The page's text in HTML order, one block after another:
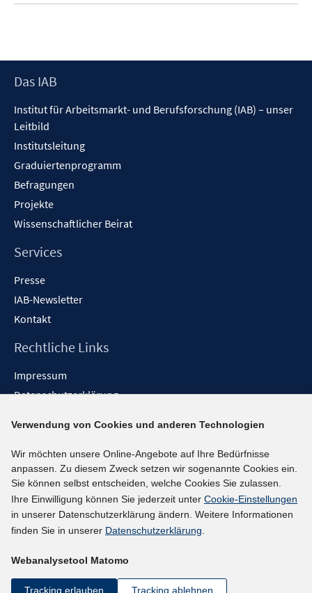
Footer
Das IAB
Institut für Arbeitsmarkt- und Berufsforschung (IAB) – unser
Leitbild
Institutsleitung
Graduiertenprogramm
Befragungen
Projekte
Wissenschaftlicher Beirat
Services
Presse
IAB-Newsletter
Kontakt
Rechtliche Links
Impressum
Datenschutzerklärung
Barrieren melden
Social-Media-Kanäle
BlueSky
YouTube
LinkedIn
kununu
Netiquette
Verwendung von Cookies und anderen Technologien
Wir möchten unsere Online-Angebote auf Ihre Bedürfnisse
anpassen. Zu diesem Zweck setzen wir sogenannte Cookies ein.
Sie können selbst entscheiden, welche Cookies Sie zulassen.
Ihre Einwilligung können Sie jederzeit unter Cookie-Einstellungen
in unserer Datenschutzerklärung ändern. Weitere Informationen
finden Sie in unserer Datenschutzerklärung.
Webanalysetool Matomo
Tracking erlauben Tracking ablehnen